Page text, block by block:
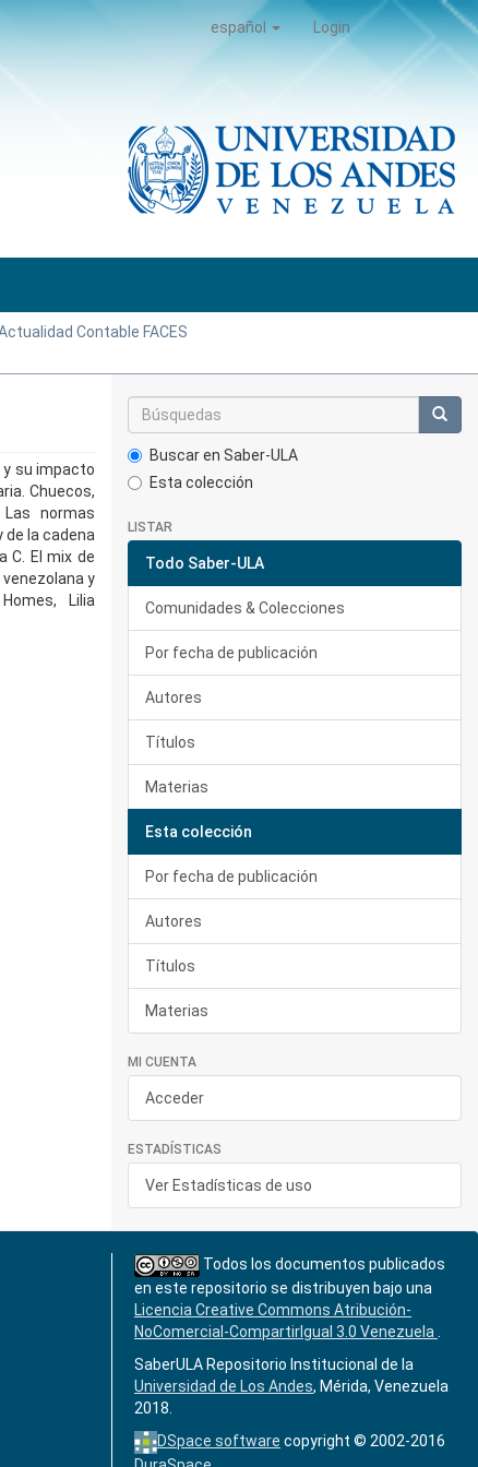
español Login
Contable FACES
y su impacto
Chuecos,
normas
de la cadena
C. El mix de
y
Lilia
Buscar en Saber-ULA
Esta colección
LISTAR
Todo Saber-ULA
Comunidades & Colecciones
Por fecha de publicación
Autores
Títulos
Materias
Esta colección
Por fecha de publicación
Autores
Títulos
Materias
MI CUENTA
Acceder
ESTADÍSTICAS
Ver Estadísticas de uso
Todos los documentos publicados
en este repositorio se distribuyen bajo una
Licencia Creative Commons Atribución-
NoComercial-CompartirIgual 3.0 Venezuela
SaberULA Repositorio Institucional de la
Universidad de Los Andes, Mérida, Venezuela
2018.
DSpace software copyright © 2002-2016